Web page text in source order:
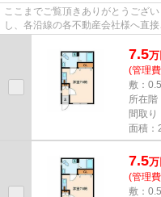
ここまでご覧頂きありがとうござ
し、各沿線の各不動産会社様へ直
7.5万
(管理
敷：
所在階
間取り
面積：
7.5万
(管理
敷：